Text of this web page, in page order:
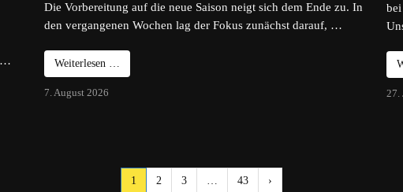
…
Die Vorbereitung auf die neue Saison neigt sich dem Ende zu. In
den vergangenen Wochen lag der Fokus zunächst darauf, …
Weiterlesen …
7. August 2026 27.
1 2 3 … 43 ›